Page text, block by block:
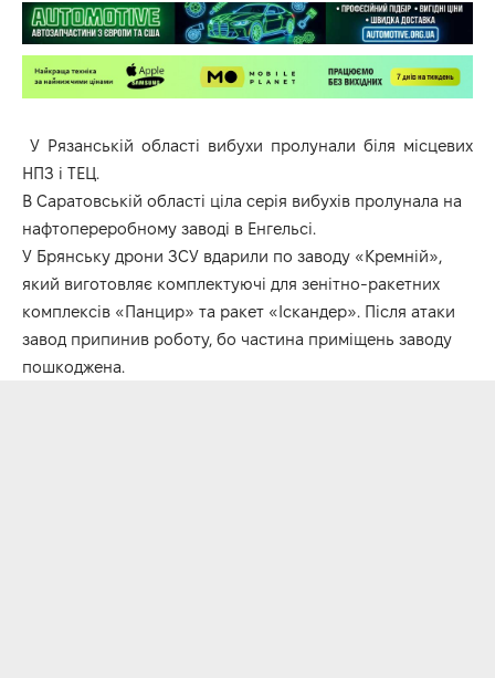
У Рязанській області вибухи пролунали біля місцевих
НПЗ і ТЕЦ.
В Саратовській області ціла серія вибухів пролунала на
нафтопереробному заводі в Енгельсі.
У Брянську дрони ЗСУ вдарили по заводу «Кремній»,
який виготовляє комплектуючі для зенітно-ракетних
комплексів «Панцир» та ракет «Іскандер». Після атаки
завод припинив роботу, бо частина приміщень заводу
пошкоджена.